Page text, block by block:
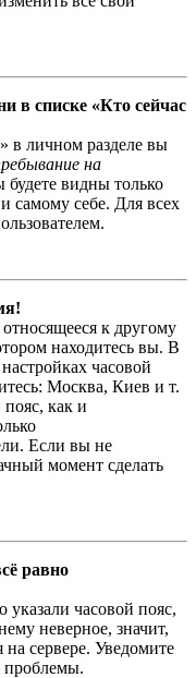
в списке «Кто сейчас
в личном разделе вы
на
будете видны только
самому себе. Для всех
к другому
находитесь вы. В
часовой
Москва, Киев и т.
пояс, как и
Если вы не
момент сделать
равно
часовой пояс,
неверное, значит,
сервере. Уведомите
проблемы.